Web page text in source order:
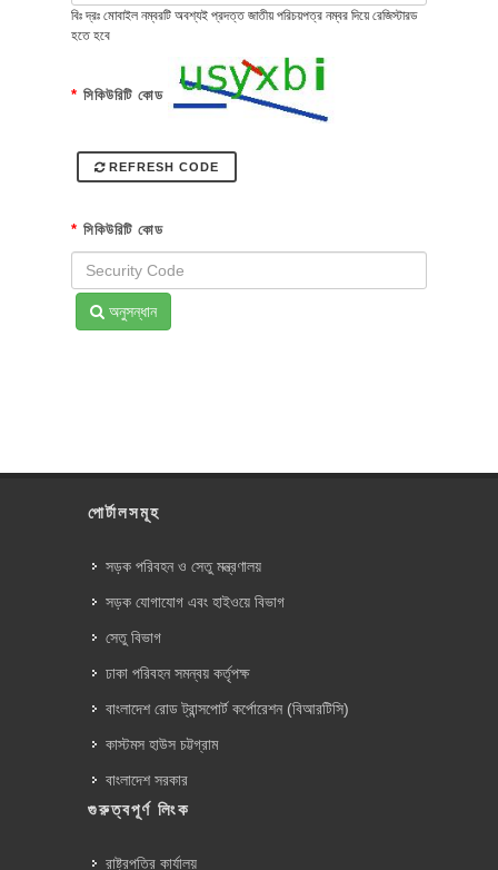
বিঃ দ্রঃ মোবাইল নম্বরটি অবশ্যই প্রদত্ত জাতীয় পরিচয়পত্র নম্বর দিয়ে রেজিস্টারড
হতে হবে
* সিকিউরিটি কোড
REFRESH CODE
* সিকিউরিটি কোড
অনুসন্ধান
পোর্টালসমূহ
সড়ক পরিবহন ও সেতু মন্ত্রণালয়
সড়ক যোগাযোগ এবং হাইওয়ে বিভাগ
সেতু বিভাগ
ঢাকা পরিবহন সমন্বয় কর্তৃপক্ষ
বাংলাদেশ রোড ট্রান্সপোর্ট কর্পোরেশন (বিআরটিসি)
কাস্টমস হাউস চট্টগ্রাম
বাংলাদেশ সরকার
গুরুত্বপূর্ণ লিংক
রাষ্ট্রপতির কার্যালয়